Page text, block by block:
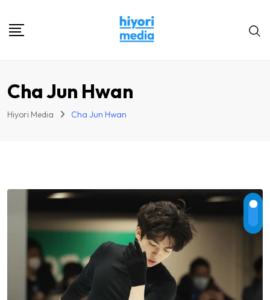
Cha Jun Hwan
Hiyori Media Cha Jun Hwan